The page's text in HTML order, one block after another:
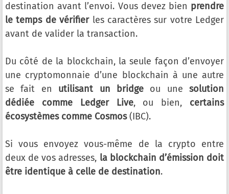
destination avant l’envoi. Vous devez bien prendre
le temps de vérifierles caractères sur votre Ledger
avant de valider la transaction.
Du côté de la blockchain, la seule façon d’envoyer
une cryptomonnaie d’une blockchain à une autre
se fait en utilisant un bridgeou une solution
dédiée comme Ledger Live, ou bien, certains
écosystèmes comme Cosmos(IBC).
Si vous envoyez vous-même de la crypto entre
deux de vos adresses, la blockchain d’émission doit
être identique à celle de destination.